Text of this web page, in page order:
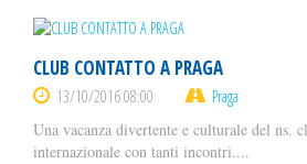
CLUB CONTATTO A PRAGA
13/10/2016 08:00
Praga
Una vacanza divertente e culturale del ns.
internazionale con tanti incontri....